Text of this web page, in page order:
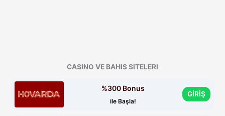
CASINO VE BAHIS SITELERI
%300 Bonus
ile Başla!
GİRİŞ